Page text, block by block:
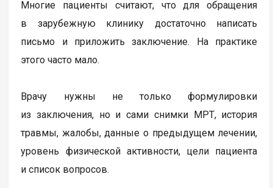
Многие пациенты считают, что для обращения
в зарубежную клинику достаточно написать
письмо и приложить заключение. На практике
этого часто мало.
Врачу нужны не только формулировки
из заключения, но и сами снимки МРТ, история
травмы, жалобы, данные о предыдущем лечении,
уровень физической активности, цели пациента
и список вопросов.